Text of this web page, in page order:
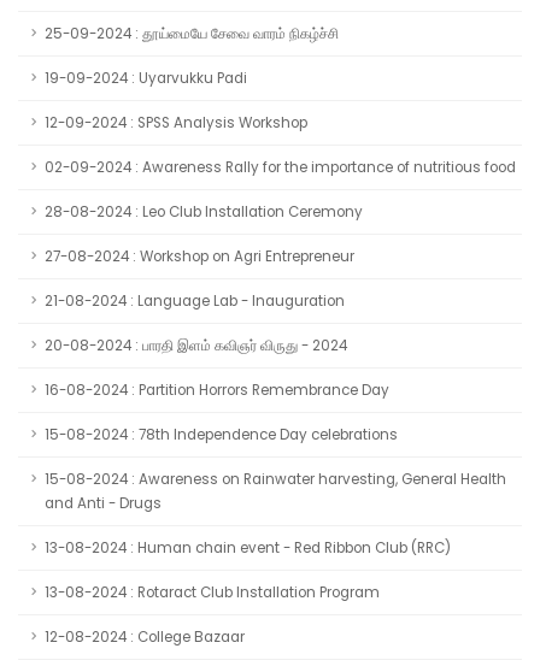
25-09-2024 : தூய்மையே சேவை வாரம் நிகழ்ச்சி
19-09-2024 : Uyarvukku Padi
12-09-2024 : SPSS Analysis Workshop
02-09-2024 : Awareness Rally for the importance of nutritious food
28-08-2024 : Leo Club Installation Ceremony
27-08-2024 : Workshop on Agri Entrepreneur
21-08-2024 : Language Lab - Inauguration
20-08-2024 : பாரதி இளம் கவிஞர் விருது - 2024
16-08-2024 : Partition Horrors Remembrance Day
15-08-2024 : 78th Independence Day celebrations
15-08-2024 : Awareness on Rainwater harvesting, General Health
and Anti - Drugs
13-08-2024 : Human chain event - Red Ribbon Club (RRC)
13-08-2024 : Rotaract Club Installation Program
12-08-2024 : College Bazaar